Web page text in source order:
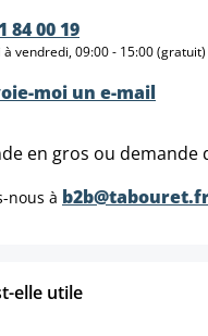
84 00 19
à vendredi, 09:00 - 15:00 (gratuit)
moi un e-mail
en gros ou demande
nous à
elle utile